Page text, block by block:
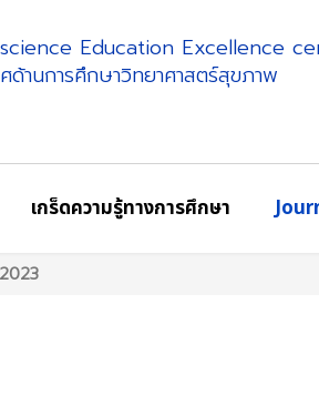
Education Excellence
ด้านการศึกษาวิทยาศาสตร์สุขภาพ
เกร็ดความรู้ทางการศึกษา